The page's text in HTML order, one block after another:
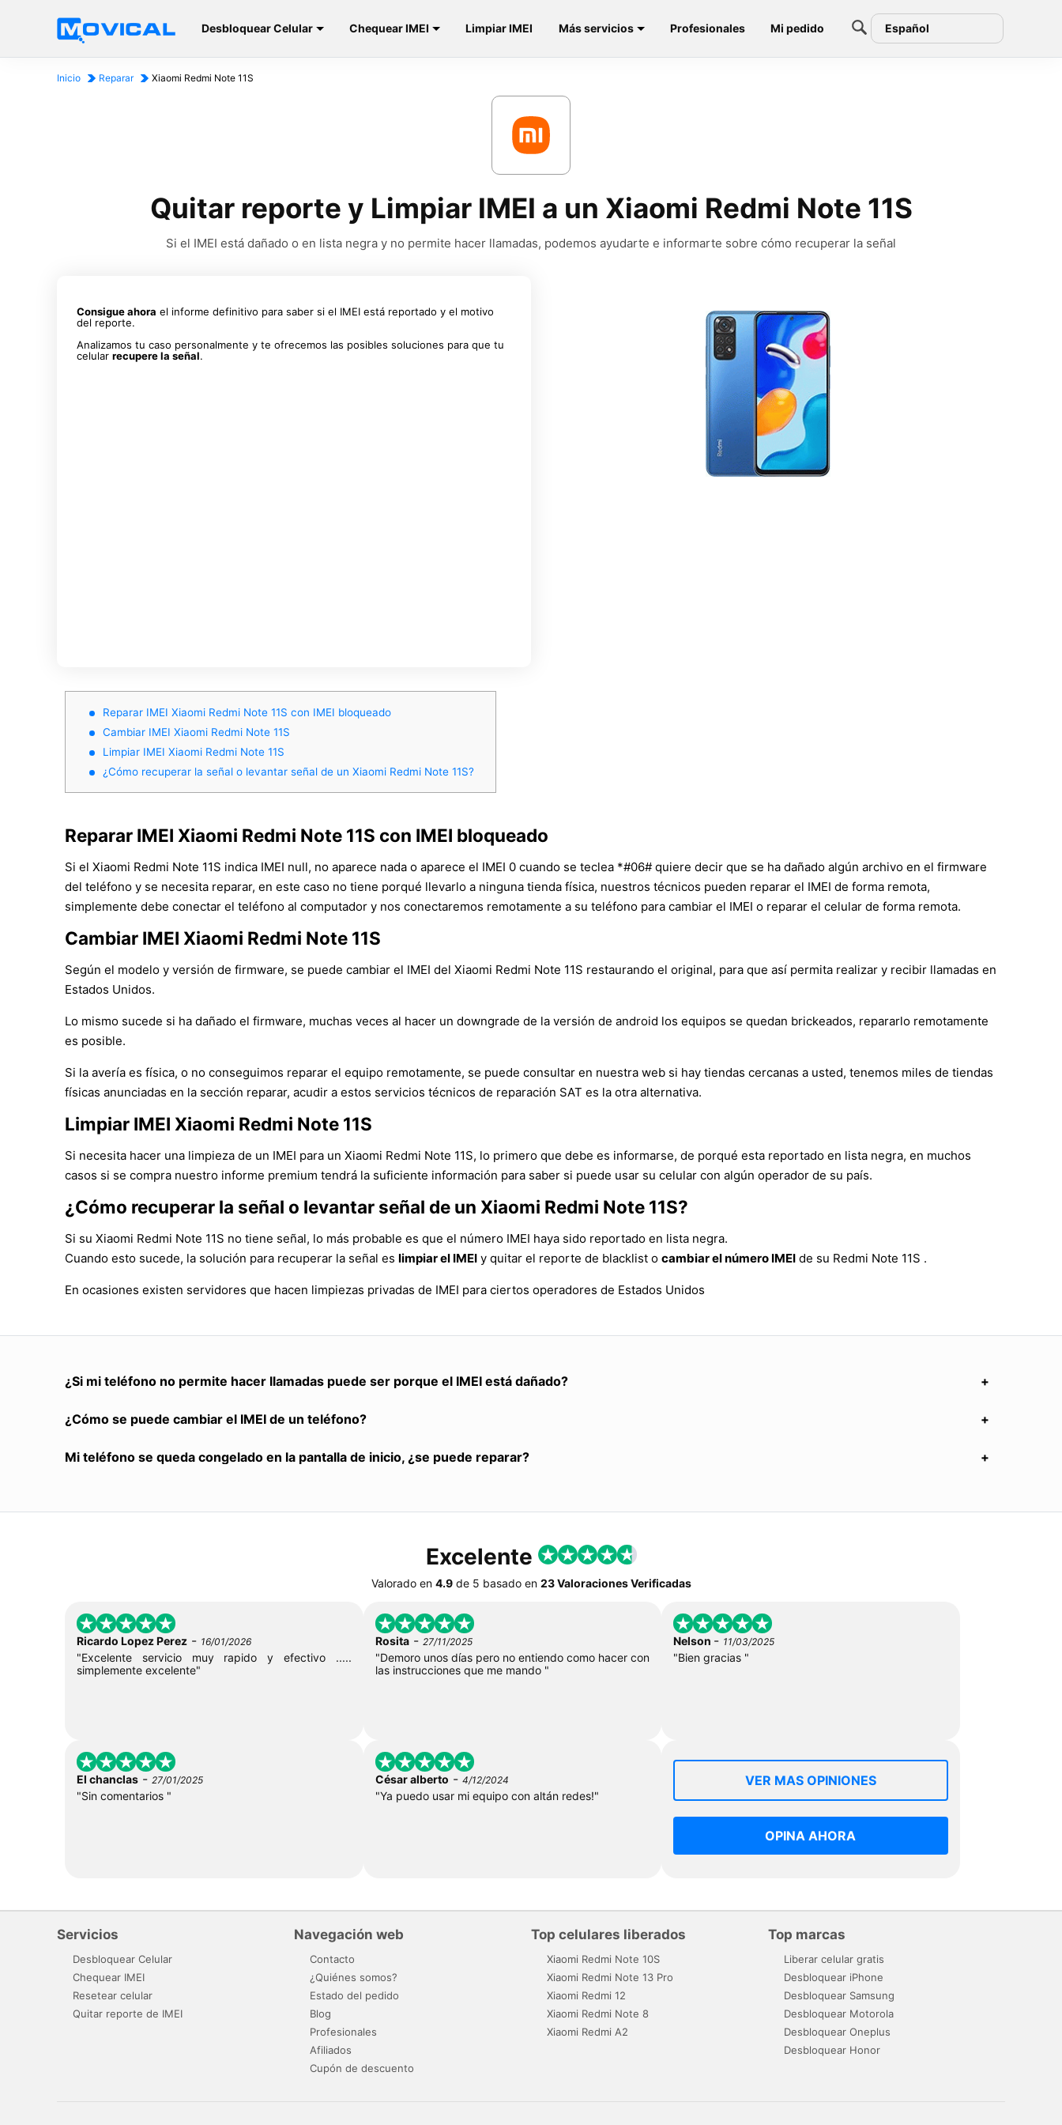
Desbloquear Celular Chequear IMEI Limpiar IMEI Más servicios Profesionales Mi pedido Español
Inicio Reparar Xiaomi Redmi Note 11S
Quitar reporte y Limpiar IMEI a un Xiaomi Redmi Note 11S
Si el IMEI está dañado o en lista negra y no permite hacer llamadas, podemos ayudarte e informarte sobre cómo recuperar la señal
Consigue ahora el informe definitivo para saber si el IMEI está reportado y el motivo
del reporte.
Analizamos tu caso personalmente y te ofrecemos las posibles soluciones para que tu
celular recupere la señal.
Reparar IMEI Xiaomi Redmi Note 11S con IMEI bloqueado
Cambiar IMEI Xiaomi Redmi Note 11S
Limpiar IMEI Xiaomi Redmi Note 11S
¿Cómo recuperar la señal o levantar señal de un Xiaomi Redmi Note 11S?
Reparar IMEI Xiaomi Redmi Note 11S con IMEI bloqueado
Si el Xiaomi Redmi Note 11S indica IMEI null, no aparece nada o aparece el IMEI 0 cuando se teclea *#06# quiere decir que se ha dañado algún archivo en el firmware
del teléfono y se necesita reparar, en este caso no tiene porqué llevarlo a ninguna tienda física, nuestros técnicos pueden reparar el IMEI de forma remota,
simplemente debe conectar el teléfono al computador y nos conectaremos remotamente a su teléfono para cambiar el IMEI o reparar el celular de forma remota.
Cambiar IMEI Xiaomi Redmi Note 11S
Según el modelo y versión de firmware, se puede cambiar el IMEI del Xiaomi Redmi Note 11S restaurando el original, para que así permita realizar y recibir llamadas en
Estados Unidos.
Lo mismo sucede si ha dañado el firmware, muchas veces al hacer un downgrade de la versión de android los equipos se quedan brickeados, repararlo remotamente
es posible.
Si la avería es física, o no conseguimos reparar el equipo remotamente, se puede consultar en nuestra web si hay tiendas cercanas a usted, tenemos miles de tiendas
físicas anunciadas en la sección reparar, acudir a estos servicios técnicos de reparación SAT es la otra alternativa.
Limpiar IMEI Xiaomi Redmi Note 11S
Si necesita hacer una limpieza de un IMEI para un Xiaomi Redmi Note 11S, lo primero que debe es informarse, de porqué esta reportado en lista negra, en muchos
casos si se compra nuestro informe premium tendrá la suficiente información para saber si puede usar su celular con algún operador de su país.
¿Cómo recuperar la señal o levantar señal de un Xiaomi Redmi Note 11S?
Si su Xiaomi Redmi Note 11S no tiene señal, lo más probable es que el número IMEI haya sido reportado en lista negra.
Cuando esto sucede, la solución para recuperar la señal es limpiar el IMEI y quitar el reporte de blacklist o cambiar el número IMEI de su Redmi Note 11S .
En ocasiones existen servidores que hacen limpiezas privadas de IMEI para ciertos operadores de Estados Unidos
¿Si mi teléfono no permite hacer llamadas puede ser porque el IMEI está dañado?
¿Cómo se puede cambiar el IMEI de un teléfono?
Mi teléfono se queda congelado en la pantalla de inicio, ¿se puede reparar?
Excelente
Valorado en 4.9de 5 basado en 23 Valoraciones Verificadas
Ricardo Lopez Perez - 16/01/2026
"Excelente servicio muy rapido y efectivo .....
simplemente excelente"
Rosita- 27/11/2025
"Demoro unos días pero no entiendo como hacer con
las instrucciones que me mando "
Nelson - 11/03/2025
"Bien gracias "
El chanclas - 27/01/2025
"Sin comentarios "
César alberto - 4/12/2024
"Ya puedo usar mi equipo con altán redes!"
VER MAS OPINIONES
OPINA AHORA
Servicios
Desbloquear Celular
Chequear IMEI
Resetear celular
Quitar reporte de IMEI
Navegación web
Contacto
¿Quiénes somos?
Estado del pedido
Blog
Profesionales
Afiliados
Cupón de descuento
Top celulares liberados
Xiaomi Redmi Note 10S
Xiaomi Redmi Note 13 Pro
Xiaomi Redmi 12
Xiaomi Redmi Note 8
Xiaomi Redmi A2
Top marcas
Liberar celular gratis
Desbloquear iPhone
Desbloquear Samsung
Desbloquear Motorola
Desbloquear Oneplus
Desbloquear Honor